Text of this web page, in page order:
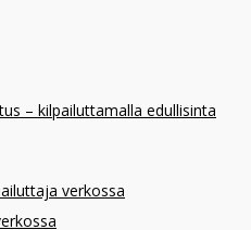
– kilpailuttamalla edullisinta
verkossa